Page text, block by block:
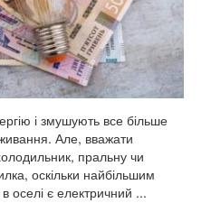
і змушують все більше
Але, вважати
пральну чи
оскільки найбільшим
оселі є електричний ...